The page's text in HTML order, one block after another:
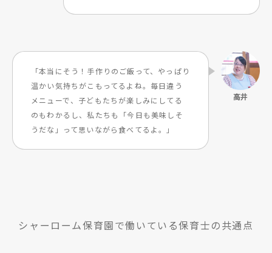
「本当にそう！手作りのご飯って、やっぱり
温かい気持ちがこもってるよね。毎日違う
メニューで、子どもたちが楽しみにしてる
のもわかるし、私たちも「今日も美味しそ
うだな」って思いながら食べてるよ。」
シャーローム保育園で働いている保育士の共通点